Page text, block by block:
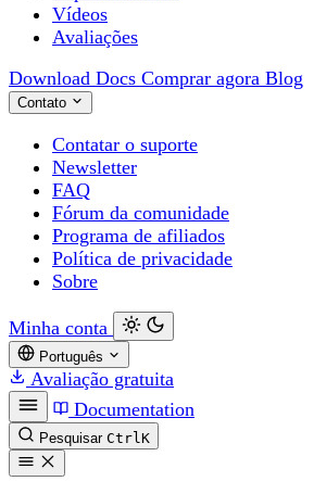
Vídeos
Avaliações
Download Docs Comprar agora Blog
Contato
Contatar o suporte
Newsletter
FAQ
Fórum da comunidade
Programa de afiliados
Política de privacidade
Sobre
Minha conta
Português
Avaliação gratuita
Documentation
Pesquisar CtrlK